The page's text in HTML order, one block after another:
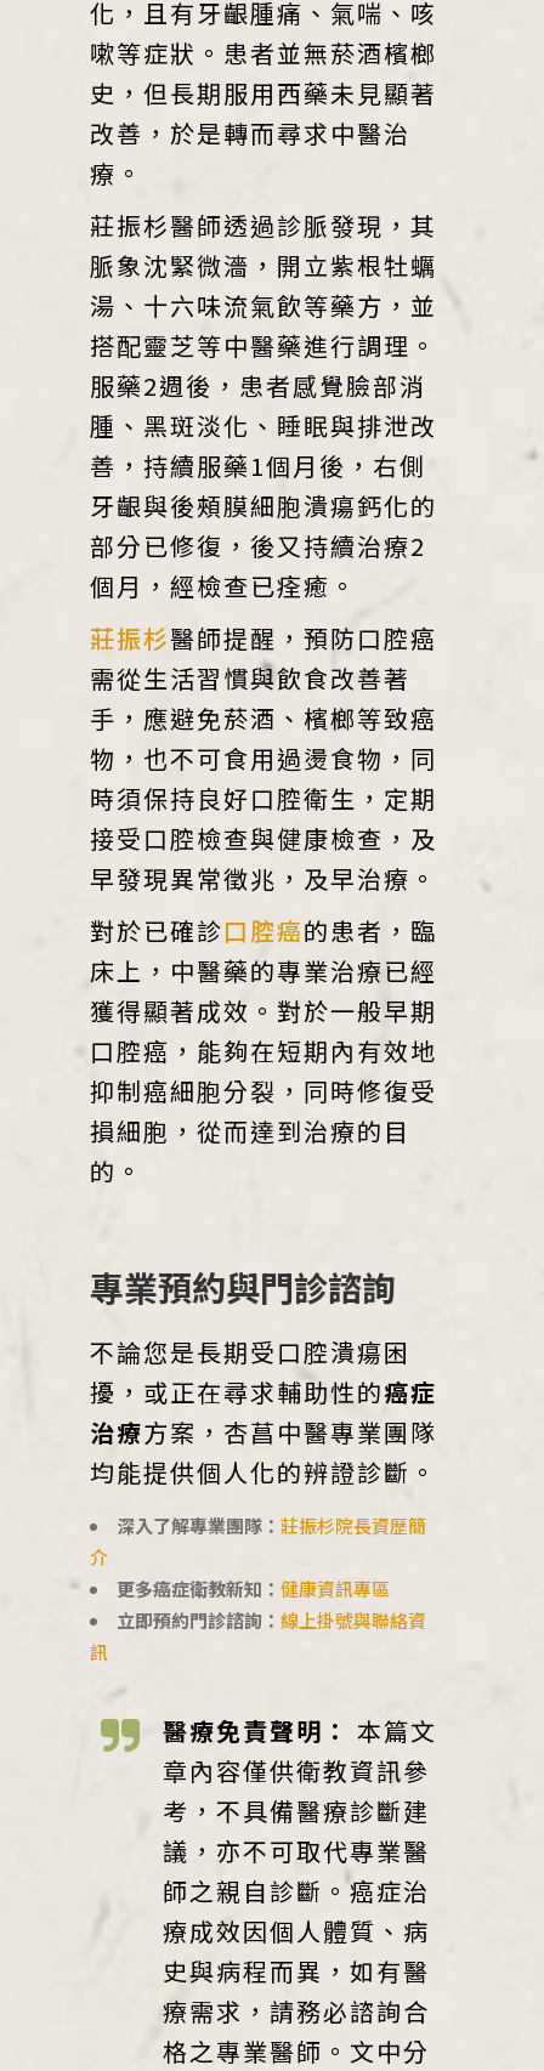
化，且有牙齦腫痛、氣喘、咳
嗽等症狀。患者並無菸酒檳榔
史，但長期服用西藥未見顯著
改善，於是轉而尋求中醫治
療。
莊振杉醫師透過診脈發現，其
脈象沈緊微濇，開立紫根牡蠣
湯、十六味流氣飲等藥方，並
搭配靈芝等中醫藥進行調理。
服藥2週後，患者感覺臉部消
腫、黑斑淡化、睡眠與排泄改
善，持續服藥1個月後，右側
牙齦與後頰膜細胞潰瘍鈣化的
部分已修復，後又持續治療2
個月，經檢查已痊癒。
莊振杉醫師提醒，預防口腔癌
需從生活習慣與飲食改善著
手，應避免菸酒、檳榔等致癌
物，也不可食用過燙食物，同
時須保持良好口腔衛生，定期
接受口腔檢查與健康檢查，及
早發現異常徵兆，及早治療。
對於已確診口腔癌的患者，臨
床上，中醫藥的專業治療已經
獲得顯著成效。對於一般早期
口腔癌，能夠在短期內有效地
抑制癌細胞分裂，同時修復受
損細胞，從而達到治療的目
的。
專業預約與門診諮詢
不論您是長期受口腔潰瘍困
擾，或正在尋求輔助性的癌症
治療方案，杏菖中醫專業團隊
均能提供個人化的辨證診斷。
深入了解專業團隊： 莊振杉院長資歷簡
介
更多癌症衛教新知： 健康資訊專區
立即預約門診諮詢： 線上掛號與聯絡資
訊
醫療免責聲明： 本篇文
章內容僅供衛教資訊參
考，不具備醫療診斷建
議，亦不可取代專業醫
師之親自診斷。癌症治
療成效因個人體質、病
史與病程而異，如有醫
療需求，請務必諮詢合
格之專業醫師。文中分